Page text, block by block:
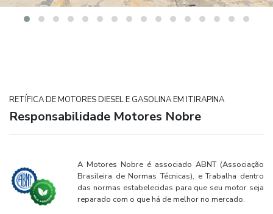
RETÍFICA DE MOTORES DIESEL E GASOLINA EM ITIRAPINA
Responsabilidade Motores Nobre
A Motores Nobre é associado ABNT (Associação
Brasileira de Normas Técnicas), e Trabalha dentro
das normas estabelecidas para que seu motor seja
reparado com o que há de melhor no mercado.